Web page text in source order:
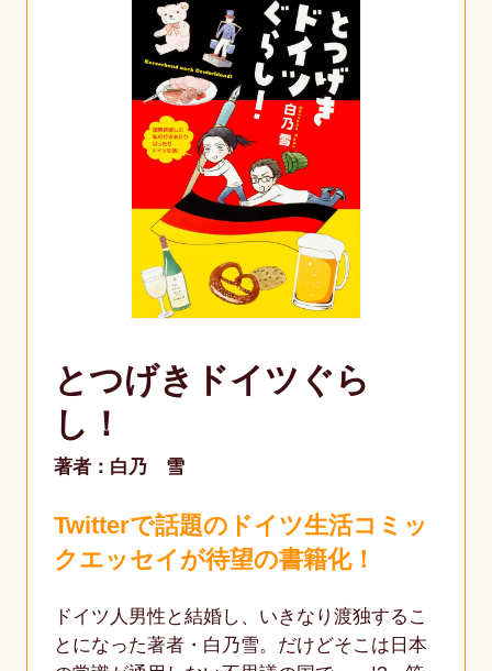
とつげきドイツぐら
し！
著者：白乃 雪
Twitterで話題のドイツ生活コミッ
クエッセイが待望の書籍化！
ドイツ人男性と結婚し、いきなり渡独するこ
とになった著者・白乃雪。だけどそこは日本